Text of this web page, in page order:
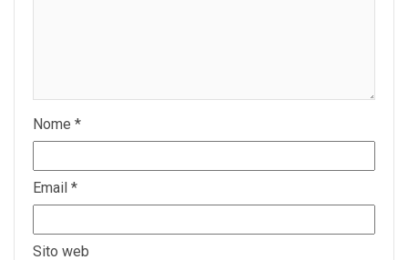
Nome *
Email *
Sito web